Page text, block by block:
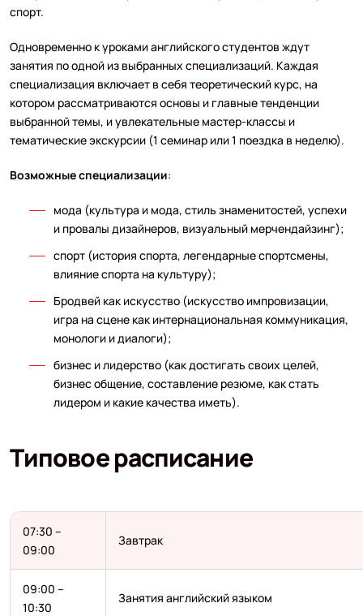
спорт.
Одновременно к уроками английского студентов ждут
занятия по одной из выбранных специализаций. Каждая
специализация включает в себя теоретический курс, на
котором рассматриваются основы и главные тенденции
выбранной темы, и увлекательные мастер-классы и
тематические экскурсии (1 семинар или 1 поездка в неделю).
Возможные специализации:
мода (культура и мода, стиль знаменитостей, успехи
и провалы дизайнеров, визуальный мерчендайзинг);
спорт (история спорта, легендарные спортсмены,
влияние спорта на культуру);
Бродвей как искусство (искусство импровизации,
игра на сцене как интернациональная коммуникация,
монологи и диалоги);
бизнес и лидерство (как достигать своих целей,
бизнес общение, составление резюме, как стать
лидером и какие качества иметь).
Типовое расписание
07:30 –
09:00
Завтрак
09:00 –
10:30
Занятия английский языком